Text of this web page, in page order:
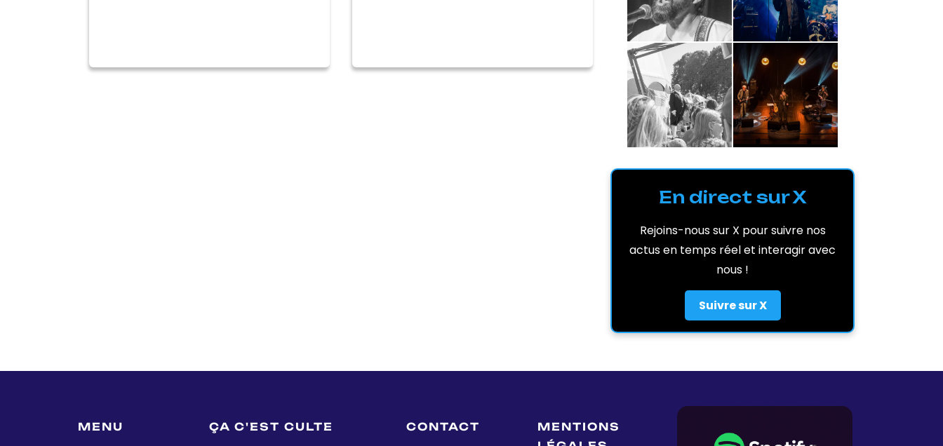
En direct sur X
Rejoins-nous sur X pour suivre nos
actus en temps réel et interagir avec
nous !
Suivre sur X
MENU ÇA C'EST CULTE CONTACT
MENTIONS